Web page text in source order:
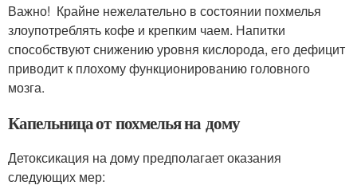
Важно! Крайне нежелательно в состоянии похмелья
злоупотреблять кофе и крепким чаем. Напитки
способствуют снижению уровня кислорода, его дефицит
приводит к плохому функционированию головного
мозга.
Капельница от похмелья на дому
Детоксикация на дому предполагает оказания
следующих мер: